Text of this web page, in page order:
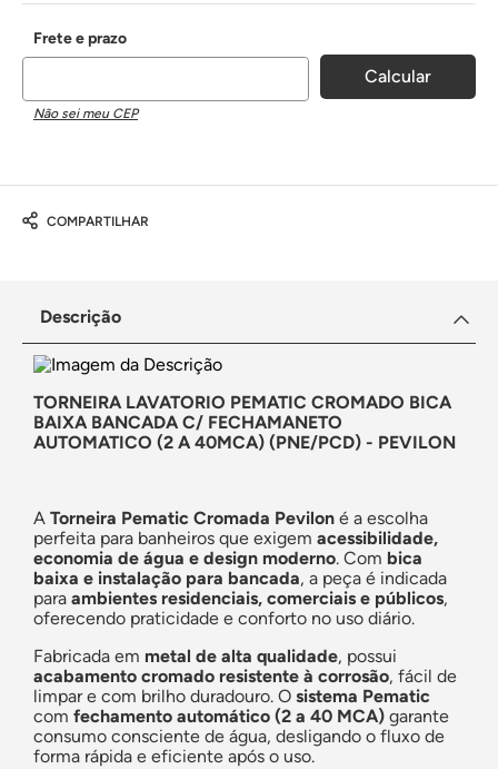
Não sei meu CEP
COMPARTILHAR
Descrição
TORNEIRA LAVATORIO PEMATIC CROMADO BICA
BAIXA BANCADA C/ FECHAMANETO
AUTOMATICO (2 A 40MCA) (PNE/PCD) - PEVILON
A Torneira Pematic Cromada Pevilon é a escolha
perfeita para banheiros que exigem acessibilidade,
economia de água e design moderno. Com bica
baixa e instalação para bancada, a peça é indicada
para ambientes residenciais, comerciais e públicos,
oferecendo praticidade e conforto no uso diário.
Fabricada em metal de alta qualidade, possui
acabamento cromado resistente à corrosão, fácil de
limpar e com brilho duradouro. O sistema Pematic
com fechamento automático (2 a 40 MCA) garante
consumo consciente de água, desligando o fluxo de
forma rápida e eficiente após o uso.